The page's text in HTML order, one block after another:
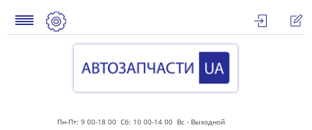
Пн-Пт: 9 00-18 00 Сб: 10 00-14 00 Вс - Выходной